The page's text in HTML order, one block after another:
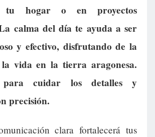
tu hogar o en proyectos
calma del día te ayuda a ser
y efectivo, disfrutando de la
la vida en la tierra aragonesa.
para cuidar los detalles y
precisión.
clara fortalecerá tus